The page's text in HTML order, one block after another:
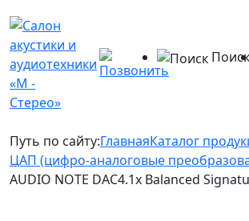
Поиск
Путь по сайту:ГлавнаяКаталог
ЦАП (цифро-аналоговые
AUDIO NOTE DAC4.1x Balanced